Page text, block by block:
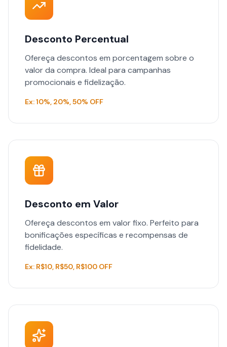
Desconto Percentual
Ofereça descontos em porcentagem sobre o
valor da compra. Ideal para campanhas
promocionais e fidelização.
Ex: 10%, 20%, 50% OFF
Desconto em Valor
Ofereça descontos em valor fixo. Perfeito para
bonificações específicas e recompensas de
fidelidade.
Ex: R$10, R$50, R$100 OFF